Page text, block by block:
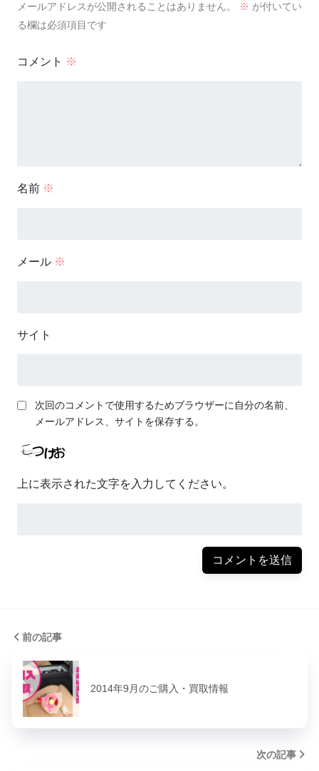
メールアドレスが公開されることはありません。 ※ が付いてい
る欄は必須項目です
コメント ※
名前 ※
メール ※
サイト
次回のコメントで使用するためブラウザーに自分の名前、
メールアドレス、サイトを保存する。
上に表示された文字を入力してください。
前の記事
2014年9月のご購入・買取情報
次の記事